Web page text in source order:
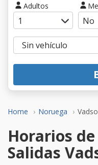
Home Noruega
Adultos
Horarios
Salidas